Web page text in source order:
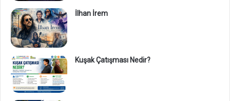
İlhan İrem
Kuşak Çatışması Nedir?